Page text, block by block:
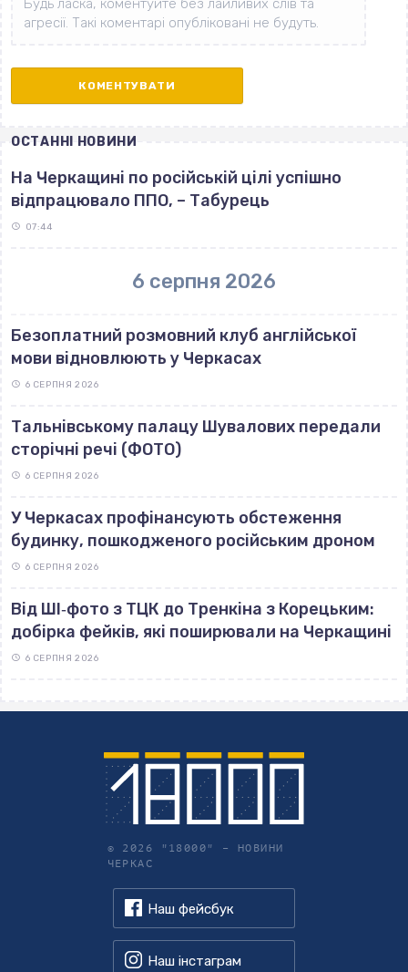
ОСТАННІ НОВИНИ
На Черкащині по російській цілі успішно
відпрацювало ППО, – Табурець
07:44
6 серпня 2026
Безоплатний розмовний клуб англійської
мови відновлюють у Черкасах
6 СЕРПНЯ 2026
Тальнівському палацу Шувалових передали
сторічні речі (ФОТО)
6 СЕРПНЯ 2026
У Черкасах профінансують обстеження
будинку, пошкодженого російським дроном
6 СЕРПНЯ 2026
Від ШІ‐фото з ТЦК до Тренкіна з Корецьким:
добірка фейків, які поширювали на Черкащині
6 СЕРПНЯ 2026
© 2026 "18000" – НОВИНИ
ЧЕРКАС
Наш фейсбук
Наш інстаграм